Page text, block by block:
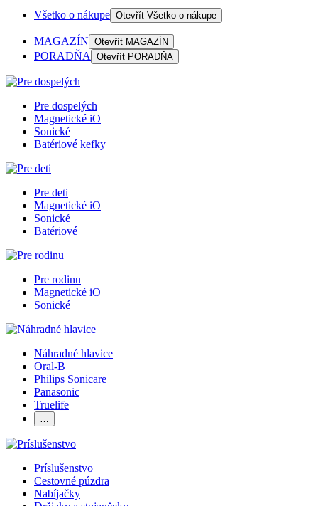
Všetko o nákupe Otevřít Všetko o nákupe
MAGAZÍN Otevřít MAGAZÍN
PORADŇA Otevřít PORADŇA
Pre dospelých
Magnetické iO
Sonické
Batériové kefky
Pre deti
Magnetické iO
Sonické
Batériové
Pre rodinu
Magnetické iO
Sonické
Náhradné hlavice
Oral-B
Philips Sonicare
Panasonic
Truelife
…
Príslušenstvo
Cestovné púzdra
Nabíjačky